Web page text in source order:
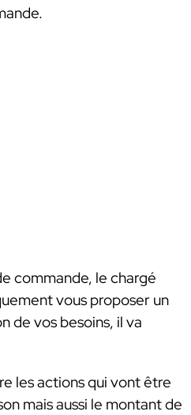
commande, le chargé
vous proposer un
de vos besoins, il va
les actions qui vont être
mais aussi le montant de